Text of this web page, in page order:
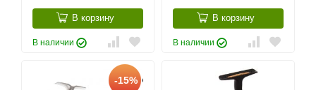
В корзину
В наличии
В корзину
В наличии
-15%